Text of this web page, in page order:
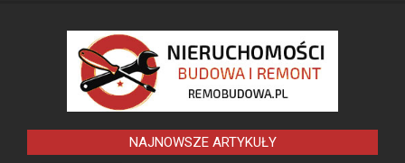
NAJNOWSZE ARTYKUŁY